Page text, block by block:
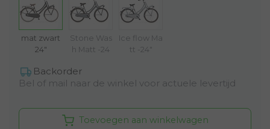
mat zwart
24"
Stone Was
h Matt -24
Ice flow Ma
tt -24"
Backorder
Bel of mail naar de winkel voor actuele levertijd
Toevoegen aan winkelwagen